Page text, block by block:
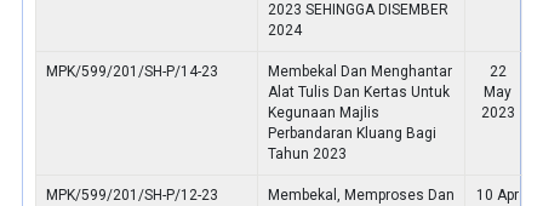
2023 SEHINGGA DISEMBER
2024
MPK/599/201/SH-P/14-23
Membekal Dan Menghantar
Alat Tulis Dan Kertas Untuk
Kegunaan Majlis
Perbandaran Kluang Bagi
Tahun 2023
22
May
2023
MPK/599/201/SH-P/12-23
Membekal, Memproses Dan
10 Apr